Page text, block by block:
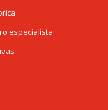
especialista